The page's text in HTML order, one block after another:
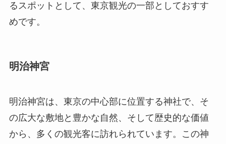
るスポットとして、東京観光の一部としておすす
めです。
明治神宮
明治神宮は、東京の中心部に位置する神社で、そ
の広大な敷地と豊かな自然、そして歴史的な価値
から、多くの観光客に訪れられています。この神